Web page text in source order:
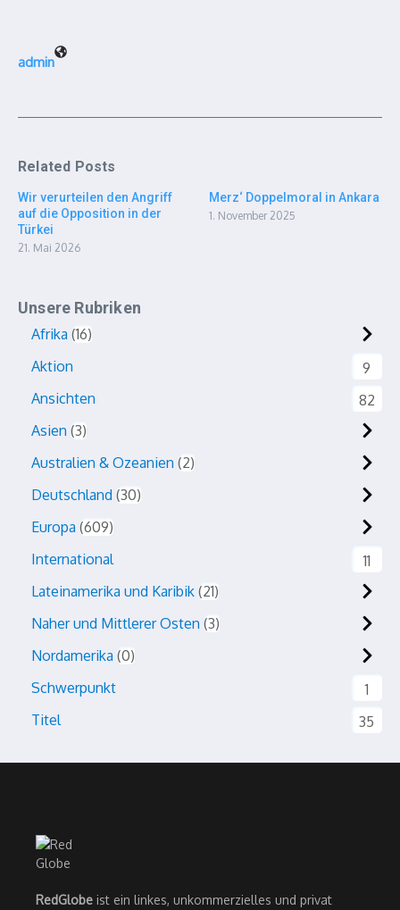
admin
Related Posts
Wir verurteilen den Angriff
auf die Opposition in der
Türkei
21. Mai 2026
Merz‘ Doppelmoral in Ankara
1. November 2025
Unsere Rubriken
Afrika 16
Aktion
9
Ansichten
82
Asien 3
Australien & Ozeanien 2
Deutschland 30
Europa 609
International
11
Lateinamerika und Karibik 21
Naher und Mittlerer Osten 3
Nordamerika 0
Schwerpunkt
1
Titel
35
RedGlobe ist ein linkes, unkommerzielles und privat